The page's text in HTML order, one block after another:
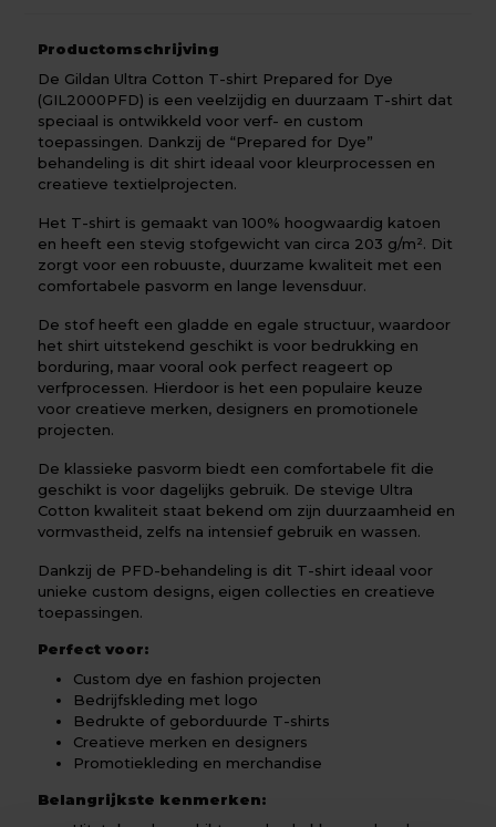
Productomschrijving
De Gildan Ultra Cotton T-shirt Prepared for Dye
(GIL2000PFD) is een veelzijdig en duurzaam T-shirt dat
speciaal is ontwikkeld voor verf- en custom
toepassingen. Dankzij de “Prepared for Dye”
behandeling is dit shirt ideaal voor kleurprocessen en
creatieve textielprojecten.
Het T-shirt is gemaakt van 100% hoogwaardig katoen
en heeft een stevig stofgewicht van circa 203 g/m². Dit
zorgt voor een robuuste, duurzame kwaliteit met een
comfortabele pasvorm en lange levensduur.
De stof heeft een gladde en egale structuur, waardoor
het shirt uitstekend geschikt is voor bedrukking en
borduring, maar vooral ook perfect reageert op
verfprocessen. Hierdoor is het een populaire keuze
voor creatieve merken, designers en promotionele
projecten.
De klassieke pasvorm biedt een comfortabele fit die
geschikt is voor dagelijks gebruik. De stevige Ultra
Cotton kwaliteit staat bekend om zijn duurzaamheid en
vormvastheid, zelfs na intensief gebruik en wassen.
Dankzij de PFD-behandeling is dit T-shirt ideaal voor
unieke custom designs, eigen collecties en creatieve
toepassingen.
Perfect voor:
Custom dye en fashion projecten
Bedrijfskleding met logo
Bedrukte of geborduurde T-shirts
Creatieve merken en designers
Promotiekleding en merchandise
Belangrijkste kenmerken: